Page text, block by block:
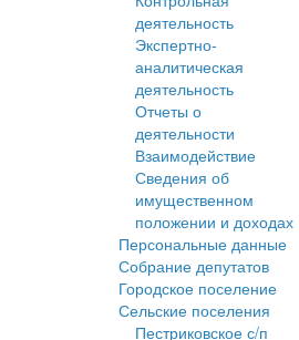
деятельность
Экспертно-
аналитическая
деятельность
Отчеты о
деятельности
Взаимодействие
Сведения об
имущественном
положении и доходах
Персональные данные
Собрание депутатов
Городское поселение
Сельские поселения
Пестриковское с/п